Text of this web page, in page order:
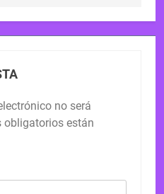
no será
obligatorios están